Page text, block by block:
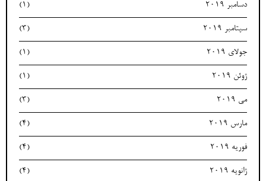
دسامبر 2019 (1)
سپتامبر 2019 (3)
جولای 2019 (1)
ژوئن 2019 (1)
می 2019 (3)
مارس 2019 (4)
فوریه 2019 (4)
ژانویه 2019 (4)